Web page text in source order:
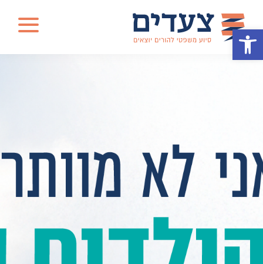
פתח סרגל נגישות
תפריט
צעדים
-